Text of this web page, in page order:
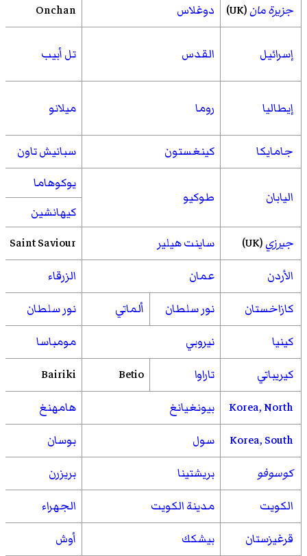
جزيرة مان(UK) دوغلاس Onchan
إسرائيل القدس تل أبيب
إيطاليا روما ميلانو
جامايكا كينغستون سبانيش تاون
اليابان طوكيو
يوكوهاما
كيهانشين
جيرزي(UK) ساينت هيلير
Saint Saviour
الأردن
عمان
الزرقاء
كازاخستان
نور سلطان ألماتي
نور سلطان
كينيا
نيروبي
مومباسا
كيريباتي
تاراوا Betio
Bairiki
Korea, North
بيونغيانغ
هامهنغ
Korea, South
سول
بوسان
كوسوفو
بريشتينا
بريزرن
الكويت
مدينة الكويت
الجهراء
قرغيزستان
بيشكك
أوش